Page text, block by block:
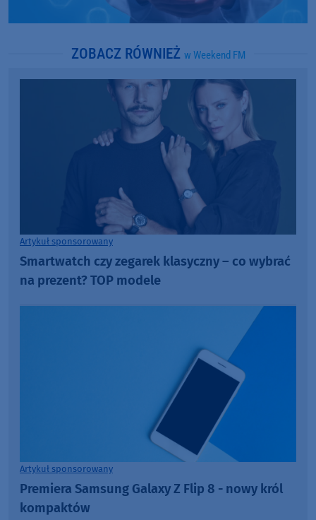
ZOBACZ RÓWNIEŻ w Weekend FM
Artykuł sponsorowany
Smartwatch czy zegarek klasyczny – co wybrać
na prezent? TOP modele
Artykuł sponsorowany
Premiera Samsung Galaxy Z Flip 8 - nowy król
kompaktów